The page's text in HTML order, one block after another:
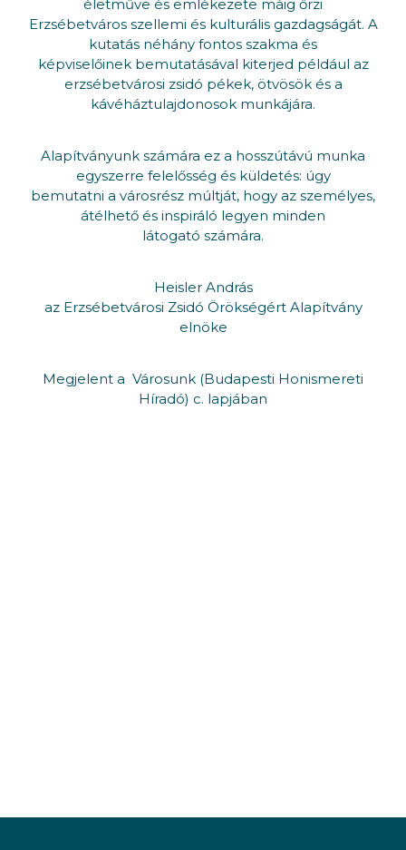
életműve és emlékezete máig őrzi
Erzsébetváros szellemi és kulturális gazdagságát. A
kutatás néhány fontos szakma és
képviselőinek bemutatásával kiterjed például az
erzsébetvárosi zsidó pékek, ötvösök és a
kávéháztulajdonosok munkájára.
Alapítványunk számára ez a hosszútávú munka
egyszerre felelősség és küldetés: úgy
bemutatni a városrész múltját, hogy az személyes,
átélhető és inspiráló legyen minden
látogató számára.
Heisler András
az Erzsébetvárosi Zsidó Örökségért Alapítvány
elnöke
Megjelent a Városunk (Budapesti Honismereti
Híradó) c. lapjában